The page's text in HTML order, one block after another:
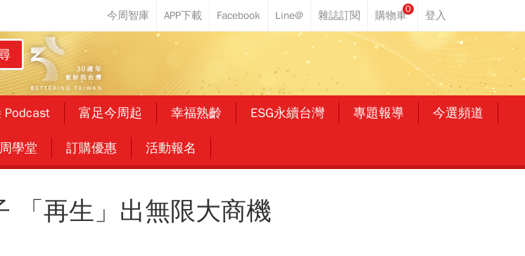
0
Podcast 富足今周起 幸福熟齡 ESG永續台灣 專題報導 今選頻道
學堂 訂購優惠 活動報名
「再生」出無限大商機